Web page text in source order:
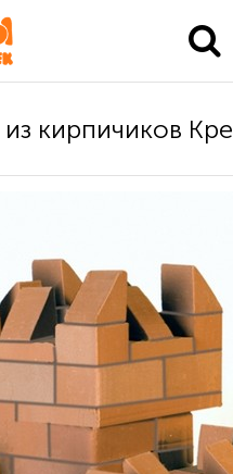
кирпичиков